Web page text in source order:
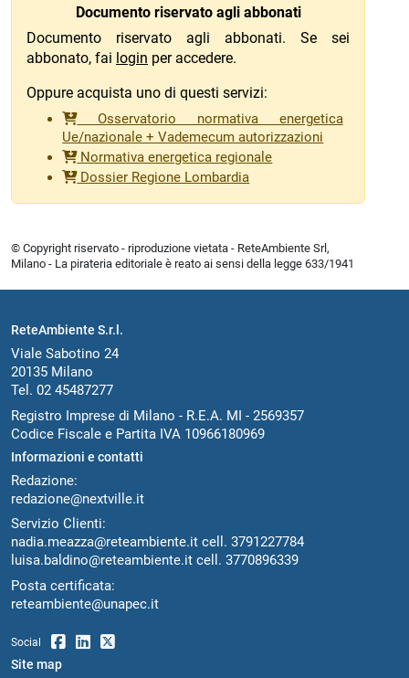
Documento riservato agli abbonati
Documento riservato agli abbonati. Se sei
abbonato, fai login per accedere.
Oppure acquista uno di questi servizi:
Osservatorio normativa energetica
Ue/nazionale + Vademecum autorizzazioni
Normativa energetica regionale
Dossier Regione Lombardia
© Copyright riservato - riproduzione vietata - ReteAmbiente Srl,
Milano - La pirateria editoriale è reato ai sensi della legge 633/1941
ReteAmbiente S.r.l.
Viale Sabotino 24
20135 Milano
Tel. 02 45487277
Registro Imprese di Milano - R.E.A. MI - 2569357
Codice Fiscale e Partita IVA 10966180969
Informazioni e contatti
Redazione:
redazione@nextville.it
Servizio Clienti:
nadia.meazza@reteambiente.it cell. 3791227784
luisa.baldino@reteambiente.it cell. 3770896339
Posta certificata:
reteambiente@unapec.it
Social
Site map